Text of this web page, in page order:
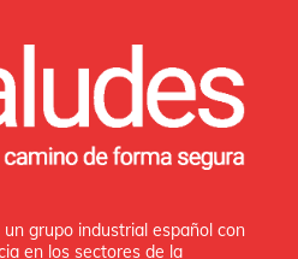
grupo industrial español con
en los sectores de la